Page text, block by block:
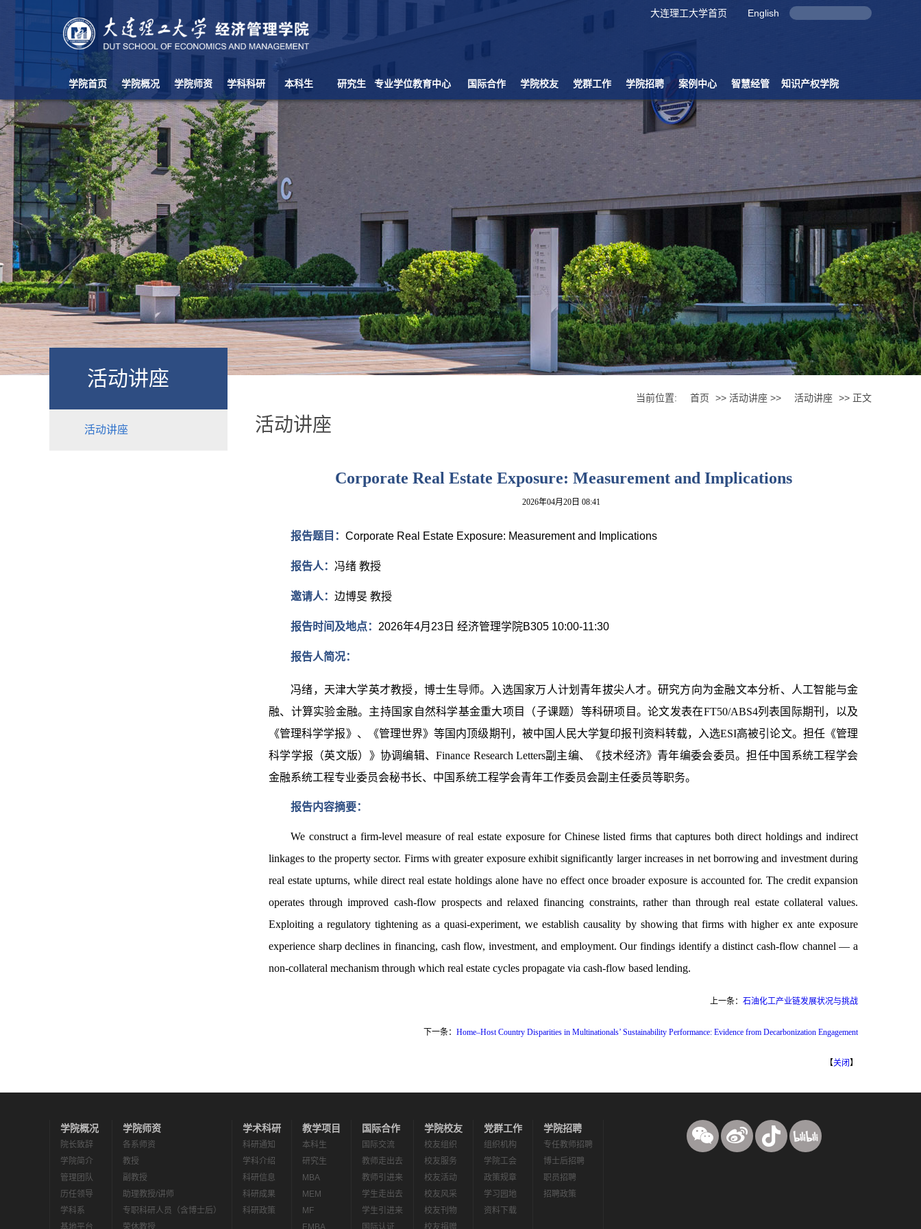
大连理工大学首页 English
学院首页 学院概况 学院师资 学科科研 本科生 研究生 专业学位教育中心 国际合作 学院校友 党群工作 学院招聘 案例中心 智慧经管 知识产权学院
活动讲座
活动讲座
当前位置: 首页 >> 活动讲座 >> 活动讲座 >> 正文
活动讲座
Corporate Real Estate Exposure: Measurement and Implications
2026年04月20日 08:41
报告题目： Corporate Real Estate Exposure: Measurement and Implications
报告人： 冯绪 教授
邀请人： 边博旻 教授
报告时间及地点： 2026年4月23日 经济管理学院B305 10:00-11:30
报告人简况：
冯绪，天津大学英才教授，博士生导师。入选国家万人计划青年拔尖人才。研究方向为金融文本分析、人工智能与金
融、计算实验金融。主持国家自然科学基金重大项目（子课题）等科研项目。论文发表在FT50/ABS4列表国际期刊，以及
《管理科学学报》、《管理世界》等国内顶级期刊，被中国人民大学复印报刊资料转载，入选ESI高被引论文。担任《管理
科学学报（英文版）》协调编辑、Finance Research Letters副主编、《技术经济》青年编委会委员。担任中国系统工程学会
金融系统工程专业委员会秘书长、中国系统工程学会青年工作委员会副主任委员等职务。
报告内容摘要：
We construct a firm-level measure of real estate exposure for Chinese listed firms that captures both direct holdings and indirect
linkages to the property sector. Firms with greater exposure exhibit significantly larger increases in net borrowing and investment during
real estate upturns, while direct real estate holdings alone have no effect once broader exposure is accounted for. The credit expansion
operates through improved cash-flow prospects and relaxed financing constraints, rather than through real estate collateral values.
Exploiting a regulatory tightening as a quasi-experiment, we establish causality by showing that firms with higher ex ante exposure
experience sharp declines in financing, cash flow, investment, and employment. Our findings identify a distinct cash-flow channel — a
non-collateral mechanism through which real estate cycles propagate via cash-flow based lending.
上一条： 石油化工产业链发展状况与挑战
下一条： Home–Host Country Disparities in Multinationals’ Sustainability Performance: Evidence from Decarbonization Engagement
【关闭】
学院概况
院长致辞
学院简介
管理团队
历任领导
学科系
基地平台
学院师资
各系师资
教授
副教授
助理教授/讲师
专职科研人员（含博士后）
荣休教授
学术科研
科研通知
学科介绍
科研信息
科研成果
科研政策
教学项目
本科生
研究生
MBA
MEM
MF
EMBA
国际合作
国际交流
教师走出去
教师引进来
学生走出去
学生引进来
国际认证
学院校友
校友组织
校友服务
校友活动
校友风采
校友刊物
校友捐赠
党群工作
组织机构
学院工会
政策规章
学习园地
资料下载
学院招聘
专任教师招聘
博士后招聘
职员招聘
招聘政策